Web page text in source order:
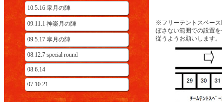
10.5.16 皐月の陣
09.11.1 神楽月の陣
09.5.17 皐月の陣
08.12.7 special round
08.6.14
07.10.21
※フリーテントスペース
ぼさない範囲での設置
従うようお願いします